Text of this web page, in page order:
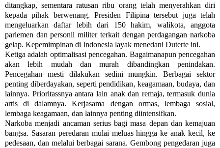
ditangkap, sementara ratusan ribu orang telah menyerahkan diri
kepada pihak berwenang. Presiden Filipina tersebut juga telah
mengeluarkan daftar lebih dari 150 hakim, walikota, anggota
parlemen dan personil militer terkait dengan perdagangan narkoba
gelap. Kepemimpinan di Indonesia layak menedani Duterte ini.
Ketiga adalah optimalisasi pencegahan. Bagaimanapun pencegahan
akan lebih mudah dan murah dibandingkan penindakan.
Pencegahan mesti dilakukan sedini mungkin. Berbagai sektor
penting diberdayakan, seperti pendidikan, keagamaan, budaya, dan
lainnya. Prioritassnya antara lain anak dan remaja, termasuk dunia
artis di dalamnya. Kerjasama dengan ormas, lembaga sosial,
lembaga keagamaan, dan lainnya penting diintensifkan.
Narkoba menjadi ancaman serius bagi masa depan dan kemajuan
bangsa. Sasaran peredaran mulai meluas hingga ke anak kecil, ke
pedesaan, dan melalui berbagai sarana. Gembong pengedaran juga